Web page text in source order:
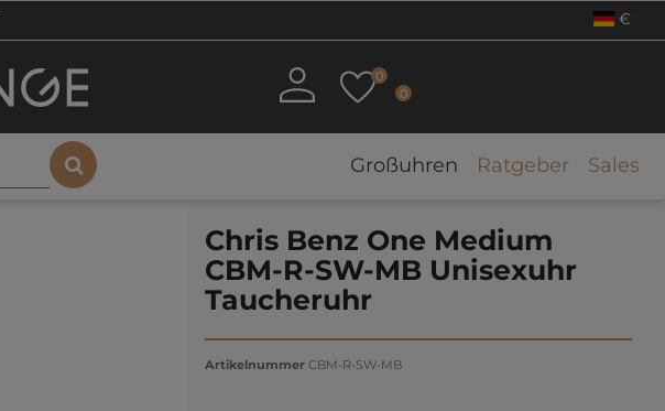
€
0
0
Großuhren Ratgeber Sales
Chris Benz One Medium
CBM-R-SW-MB Unisexuhr
Taucheruhr
Artikelnummer CBM-R-SW-MB